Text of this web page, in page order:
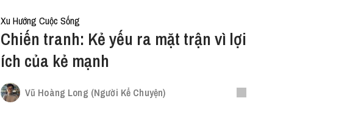
Xu Hướng Cuộc Sống
Chiến tranh: Kẻ yếu ra mặt trận vì lợi
ích của kẻ mạnh
Vũ Hoàng Long (Người Kể Chuyện)